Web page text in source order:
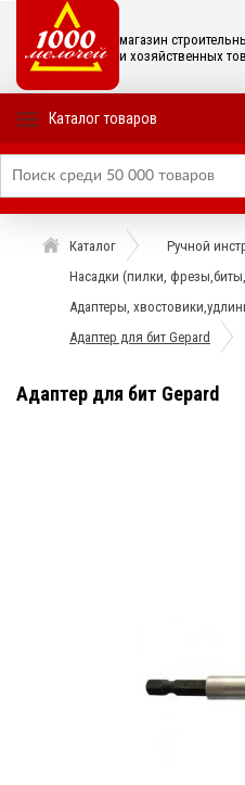
магазин
и хозяйственных
Каталог товаров
Каталог
Ручной
Насадки (пилки,
Адаптеры,
Адаптер для бит Gepard
Адаптер для бит Gepard